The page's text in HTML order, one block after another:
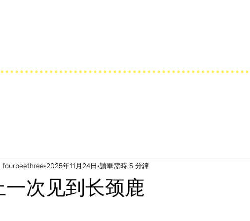
一次见到长颈鹿
fourbeethree 2025年11月24日 讀畢需時 5 分鐘